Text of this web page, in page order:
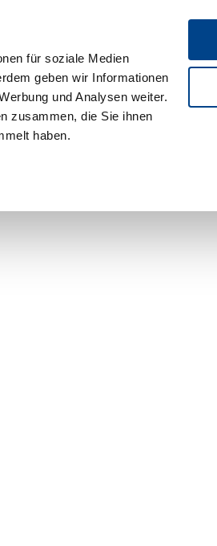
für soziale Medien
geben wir Informationen
und Analysen weiter.
zusammen, die Sie ihnen
haben.